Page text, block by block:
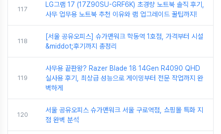
117
LG그램 17 (17Z90SU-GRF6K) 초경량 노트북 솔직 후기,
사무 업무용 노트북 추천 이유와 램 업그레이드 꿀팁까지!
118
[서울 공유오피스] 슈가맨워크 학동역 1호점, 가격부터 시설
&middot;후기까지 총정리
119
사무용 끝판왕? Razer Blade 18 14Gen R4090 QHD
실사용 후기, 최상급 성능으로 게이밍부터 전문 작업까지 완
벽하게
120
서울 공유오피스 슈가맨워크 서울 구로역점, 쇼핑몰 특화 지
점 완벽 분석